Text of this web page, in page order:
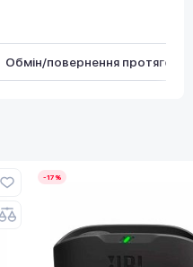
Обмін/повернення протягом
-17%